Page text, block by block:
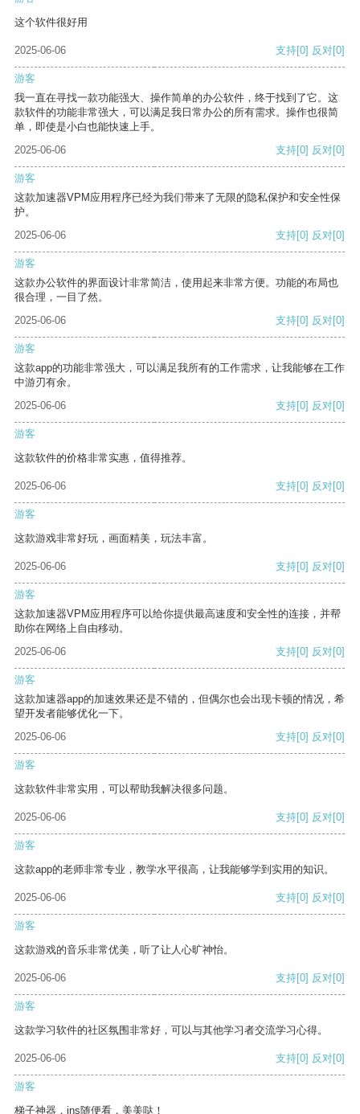
这个软件很好用
2025-06-06 支持[0] 反对[0]
游客
我一直在寻找一款功能强大、操作简单的办公软件，终于找到了它。这
款软件的功能非常强大，可以满足我日常办公的所有需求。操作也很简
单，即使是小白也能快速上手。
2025-06-06
支持[0] 反对[0]
游客
这款加速器VPM应用程序已经为我们带来了无限的隐私保护和安全性保
护。
2025-06-06
支持[0] 反对[0]
游客
这款办公软件的界面设计非常简洁，使用起来非常方便。功能的布局也
很合理，一目了然。
2025-06-06
支持[0] 反对[0]
游客
这款app的功能非常强大，可以满足我所有的工作需求，让我能够在工作
中游刃有余。
2025-06-06
支持[0] 反对[0]
游客
这款软件的价格非常实惠，值得推荐。
2025-06-06 支持[0] 反对[0]
游客
这款游戏非常好玩，画面精美，玩法丰富。
2025-06-06 支持[0] 反对[0]
游客
这款加速器VPM应用程序可以给你提供最高速度和安全性的连接，并帮
助你在网络上自由移动。
2025-06-06
支持[0] 反对[0]
游客
这款加速器app的加速效果还是不错的，但偶尔也会出现卡顿的情况，希
望开发者能够优化一下。
2025-06-06
支持[0] 反对[0]
游客
这款软件非常实用，可以帮助我解决很多问题。
2025-06-06 支持[0] 反对[0]
游客
这款app的老师非常专业，教学水平很高，让我能够学到实用的知识。
2025-06-06 支持[0] 反对[0]
游客
这款游戏的音乐非常优美，听了让人心旷神怡。
2025-06-06 支持[0] 反对[0]
游客
这款学习软件的社区氛围非常好，可以与其他学习者交流学习心得。
2025-06-06 支持[0] 反对[0]
游客
梯子神器，ins随便看，美美哒！